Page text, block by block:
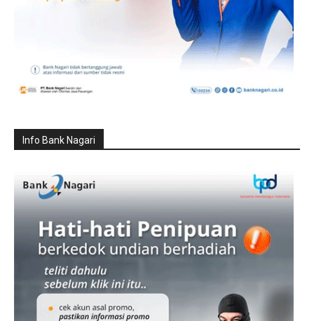
Info Bank Nagari